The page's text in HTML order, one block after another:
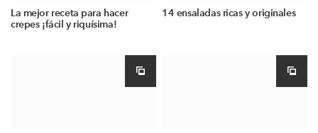
La mejor receta para hacer
crepes ¡fácil y riquísima!
14 ensaladas ricas y originales